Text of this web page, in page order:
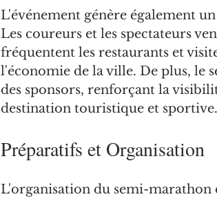
L'événement génère également
Les coureurs et les spectateurs
fréquentent les restaurants et
l'économie de la ville. De plus, le
des sponsors, renforçant la
destination touristique et sportive.
Préparatifs et Organisation
L'organisation du semi-marathon